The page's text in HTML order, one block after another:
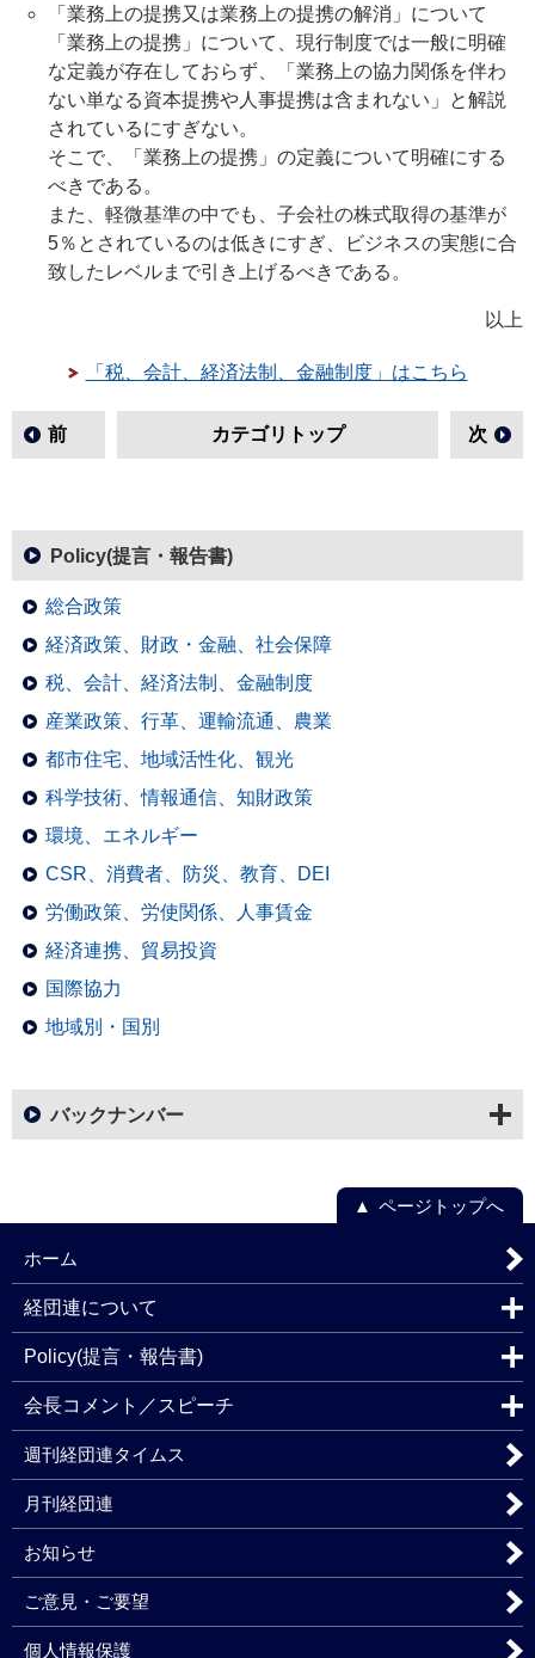
「業務上の提携又は業務上の提携の解消」について
「業務上の提携」について、現行制度では一般に明確
な定義が存在しておらず、「業務上の協力関係を伴わ
ない単なる資本提携や人事提携は含まれない」と解説
されているにすぎない。
そこで、「業務上の提携」の定義について明確にする
べきである。
また、軽微基準の中でも、子会社の株式取得の基準が
5％とされているのは低きにすぎ、ビジネスの実態に合
致したレベルまで引き上げるべきである。
以上
「税、会計、経済法制、金融制度」はこちら
前 カテゴリトップ 次
Policy(提言・報告書)
総合政策
経済政策、財政・金融、社会保障
税、会計、経済法制、金融制度
産業政策、行革、運輸流通、農業
都市住宅、地域活性化、観光
科学技術、情報通信、知財政策
環境、エネルギー
CSR、消費者、防災、教育、DEI
労働政策、労使関係、人事賃金
経済連携、貿易投資
国際協力
地域別・国別
バックナンバー
ページトップへ
ホーム
経団連について
Policy(提言・報告書)
会長コメント／スピーチ
週刊経団連タイムス
月刊経団連
お知らせ
ご意見・ご要望
個人情報保護